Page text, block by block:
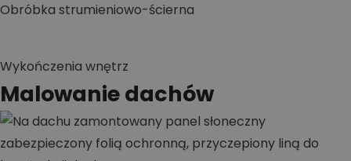
Obróbka strumieniowo-ścierna
Wykończenia wnętrz
Malowanie dachów